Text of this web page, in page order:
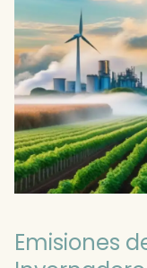
Emisiones